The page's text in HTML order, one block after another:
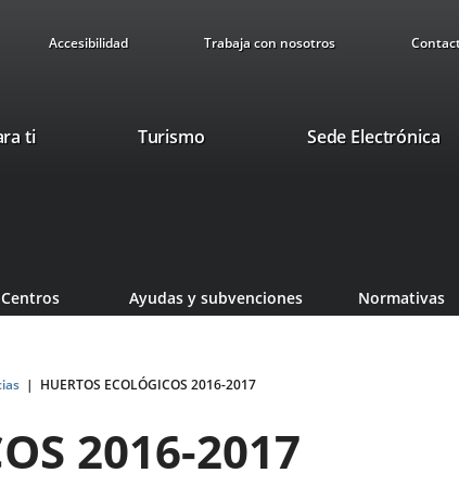
Accesibilidad Trabaja con nosotros
ti TurismoEste
nueva.
Sede Electrónica
Centros Ayudas y subvenciones Normativas
HUERTOS ECOLÓGICOS 2016-2017
2016-2017